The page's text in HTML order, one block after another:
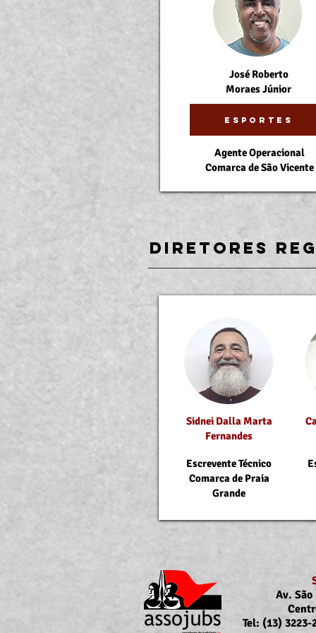
José Roberto
Moraes Júnior
Esportes
Agente Operacional
Comarca de São Vicente
Diretores
Sidnei Dalla Marta
Fernandes
Escrevente Técnico
Comarca de Praia
Grande
Av.
Tel: (13)